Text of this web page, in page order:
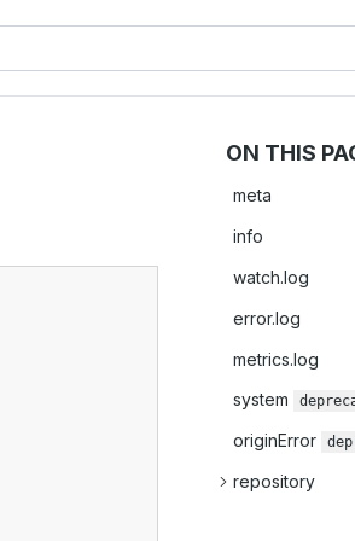
ON THIS
meta
info
watch.log
error.log
metrics.log
system
originError
repository